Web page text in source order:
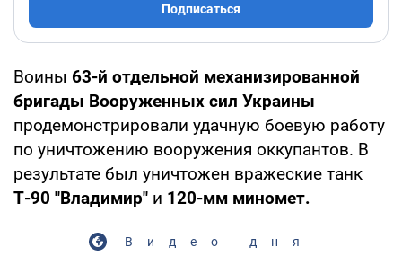
Подписаться
Воины 63-й отдельной механизированной
бригады Вооруженных сил Украины
продемонстрировали удачную боевую работу
по уничтожению вооружения оккупантов. В
результате был уничтожен вражеские танк
Т-90 "Владимир" и 120-мм миномет.
Видео дня